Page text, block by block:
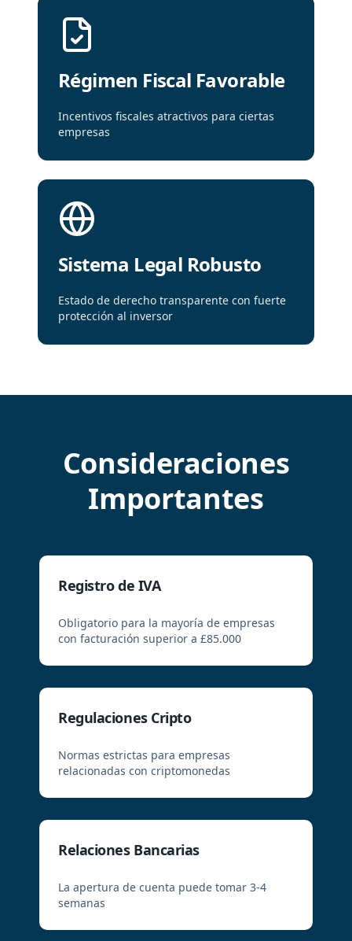
Régimen Fiscal Favorable
Incentivos fiscales atractivos para ciertas
empresas
Sistema Legal Robusto
Estado de derecho transparente con fuerte
protección al inversor
Consideraciones
Importantes
Registro de IVA
Obligatorio para la mayoría de empresas
con facturación superior a £85.000
Regulaciones Cripto
Normas estrictas para empresas
relacionadas con criptomonedas
Relaciones Bancarias
La apertura de cuenta puede tomar 3-4
semanas